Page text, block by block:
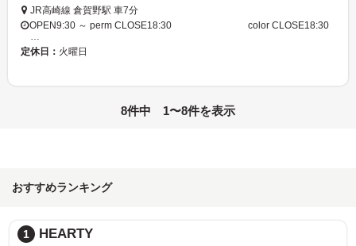
JR高崎線 倉賀野駅 車7分
OPEN9:30 ～ perm CLOSE18:30 color CLOSE18:30
…
定休日： 火曜日
8件中 1〜8件を表示
おすすめランキング